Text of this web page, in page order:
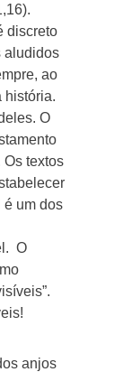
discreto
aludidos
ao
história.
O
Os textos
é um dos
O
anjos